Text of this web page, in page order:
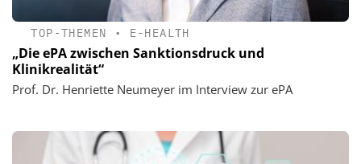
TOP-THEMEN • E-HEALTH
„Die ePA zwischen Sanktionsdruck und
Klinikrealität“
Prof. Dr. Henriette Neumeyer im Interview zur ePA